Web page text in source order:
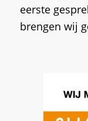
eerste
brengen wij